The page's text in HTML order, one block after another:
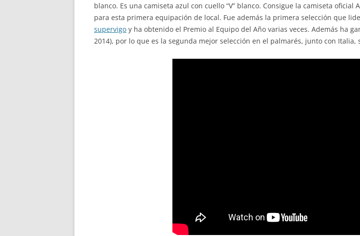
blanco. Es una camiseta azul con cuello “V” blanco. Consigue la camiseta
para esta primera equipación de local. Fue además la primera selección que
supervigo y ha obtenido el Premio al Equipo del Año varias veces. Además ha
2014), por lo que es la segunda mejor selección en el palmarés, junto con Italia,